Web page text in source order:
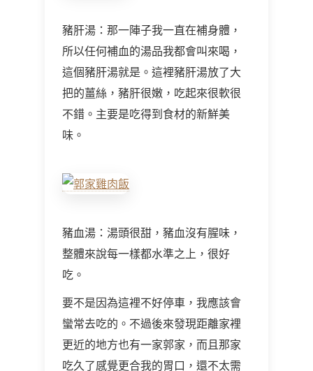
豬肝湯：那一陣子我一直在補身體，
所以任何補血的湯品我都會叫來喝，
這個豬肝湯就是。這裡豬肝湯放了大
把的薑絲，豬肝很嫩，吃起來很軟很
不錯。主要是吃得到食材的新鮮美
味。
豬血湯：湯頭很甜，豬血沒有腥味，
整體來說每一樣都水準之上，很好
吃。
要不是因為這裡不好停車，我應該會
蠻常去吃的。不過後來發現距離家裡
更近的地方也有一家郭家，而且那家
吃久了感覺更合我的胃口，還不太需